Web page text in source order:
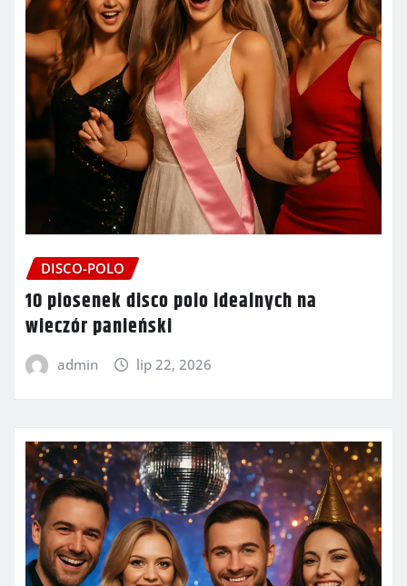
DISCO-POLO
10 piosenek disco polo idealnych na
wieczór panieński
admin lip 22, 2026